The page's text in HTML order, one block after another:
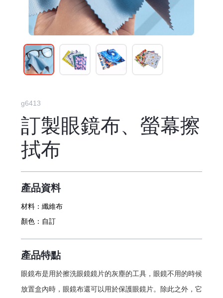
g6413
訂製眼鏡布、螢幕擦
拭布
產品資料
材料： 纖維布
顏色： 自訂
產品特點
眼鏡布是用於擦洗眼鏡鏡片的灰塵的工具，眼鏡不用的時候
放置盒內時，眼鏡布還可以用於保護眼鏡片。除此之外，它